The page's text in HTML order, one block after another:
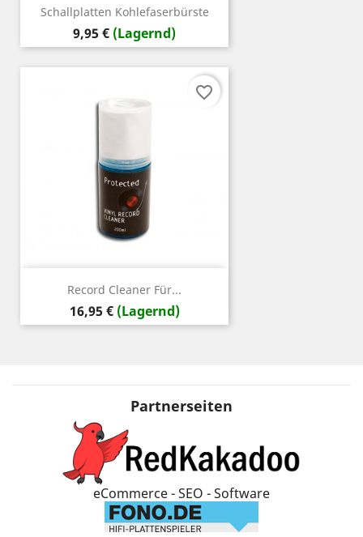
Schallplatten Kohlefaserbürste
Preis
9,95 € (Lagernd)
Record Cleaner Für...
Preis
16,95 € (Lagernd)
favorite_border
Partnerseiten
eCommerce - SEO - Software